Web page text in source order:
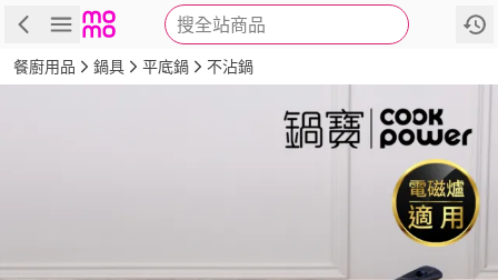
搜全站商品
商品 評價 詳情
餐廚用品 鍋具 平底鍋 不沾鍋